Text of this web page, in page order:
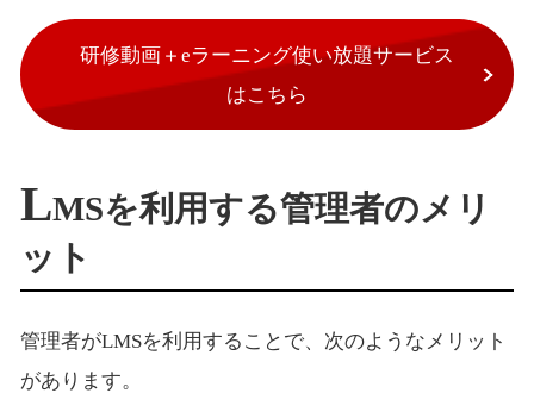
研修動画＋eラーニング使い放題サービス
はこちら
LMSを利用する管理者のメリ
ット
管理者がLMSを利用することで、次のようなメリット
があります。